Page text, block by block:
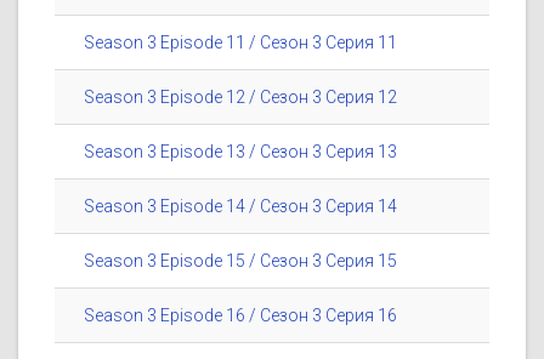
Season 3 Episode 11 / Сезон 3 Серия 11
Season 3 Episode 12 / Сезон 3 Серия 12
Season 3 Episode 13 / Сезон 3 Серия 13
Season 3 Episode 14 / Сезон 3 Серия 14
Season 3 Episode 15 / Сезон 3 Серия 15
Season 3 Episode 16 / Сезон 3 Серия 16